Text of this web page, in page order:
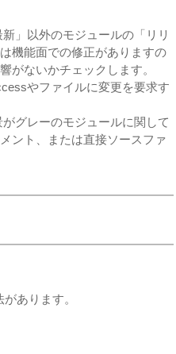
」以外のモジュールの「リリ
機能面での修正がありますの
がないかチェックします。
やファイルに変更を要求す
グレーのモジュールに関して
ント、または直接ソースファ
あります。